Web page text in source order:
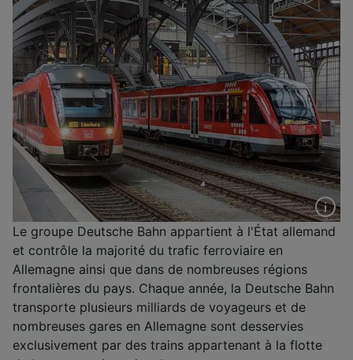
Le groupe Deutsche Bahn appartient à l'État allemand
et contrôle la majorité du trafic ferroviaire en
Allemagne ainsi que dans de nombreuses régions
frontalières du pays. Chaque année, la Deutsche Bahn
transporte plusieurs milliards de voyageurs et de
nombreuses gares en Allemagne sont desservies
exclusivement par des trains appartenant à la flotte